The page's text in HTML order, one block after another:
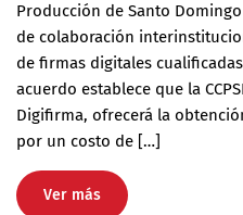
Producción de Santo
de colaboración
de firmas digitales
acuerdo establece que la
Digifirma, ofrecerá la
por un costo de […]
Ver más